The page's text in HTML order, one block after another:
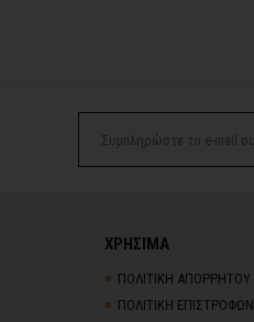
ΧΡΗΣΙΜΑ
ΠΟΛΙΤΙΚΗ ΑΠΟΡΡΗΤΟΥ
ΠΟΛΙΤΙΚΗ ΕΠΙΣΤΡΟΦΩΝ